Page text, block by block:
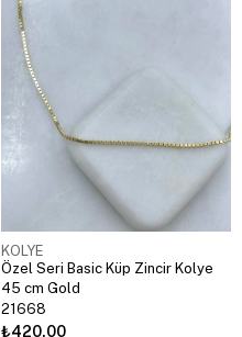
KOLYE
Özel Seri Basic Küp Zincir Kolye
45 cm Gold
21668
₺420,00